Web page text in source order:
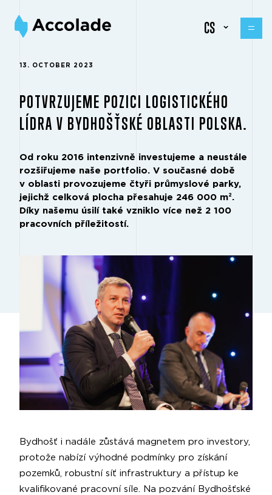
CS
13. OCTOBER 2023
POTVRZUJEME POZICI LOGISTICKÉHO
LÍDRA V BYDHOŠŤSKÉ OBLASTI POLSKA.
Od roku 2016 intenzivně investujeme a neustále
rozšiřujeme naše portfolio. V současné době
v oblasti provozujeme čtyři průmyslové parky,
jejichž celková plocha přesahuje 246 000 m².
Díky našemu úsilí také vzniklo více než 2 100
pracovních příležitostí.
Bydhošť i nadále zůstává magnetem pro investory,
protože nabízí výhodné podmínky pro získání
pozemků, robustní síť infrastruktury a přístup ke
kvalifikované pracovní síle. Na pozvání Bydhošťské